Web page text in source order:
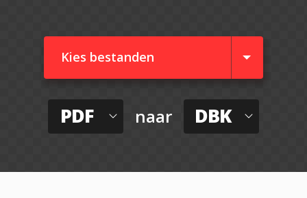
Kies bestanden
PDF naar DBK